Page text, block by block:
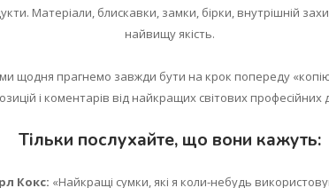
Матеріали, блискавки, замки, бірки, внутрішній
найвищу якість.
щодня прагнемо завжди бути на крок попереду
і коментарів від найкращих світових професійних
Тільки послухайте, що вони кажуть:
Кокс: «Найкращі сумки, які я коли-небудь